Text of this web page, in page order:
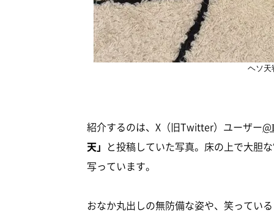
ヘソ天
紹介するのは、X（旧Twitter）ユーザー
天」 と投稿していた写真。床の上で大胆
写っています。
おなか丸出しの無防備な姿や、笑ってい